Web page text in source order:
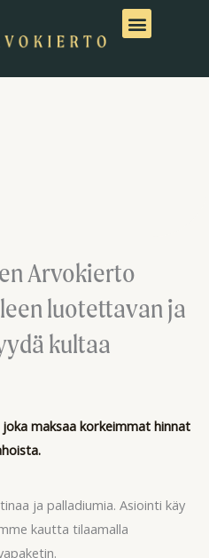
Arvokierto
luotettavan ja
kultaa
maksaa korkeimmat hinnat
ja palladiumia. Asiointi käy
kautta tilaamalla